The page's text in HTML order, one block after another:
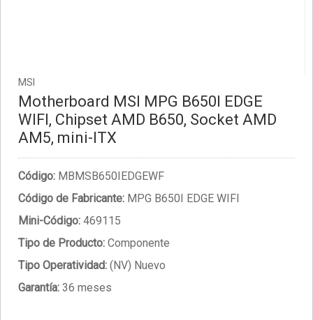
MSI
Motherboard MSI MPG B650I EDGE
WIFI, Chipset AMD B650, Socket AMD
AM5, mini-ITX
Código: MBMSB650IEDGEWF
Código de Fabricante: MPG B650I EDGE WIFI
Mini-Código: 469115
Tipo de Producto: Componente
Tipo Operatividad: (NV) Nuevo
Garantía: 36 meses